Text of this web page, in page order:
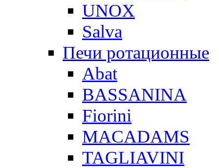
UNOX
Salva
Печи ротационные
Abat
BASSANINA
Fiorini
MACADAMS
TAGLIAVINI